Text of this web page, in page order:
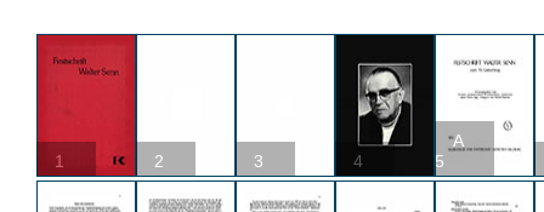
1 2 3 4
A
5